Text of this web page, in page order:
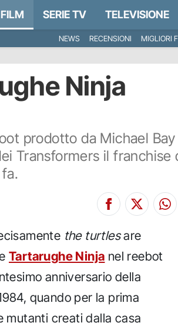
FILM SERIE TV TELEVISIONE
NEWS RECENSIONI MIGLIORI
Ninja
prodotto da Michael
Transformers il franchise
the turtlesare
Tartarughe Ninja nel reebot
anniversario della
quando per la prima
mutanti creati dalla casa